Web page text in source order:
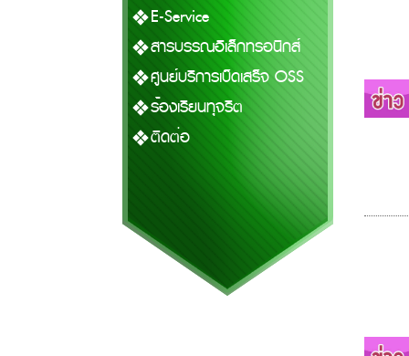
E-Service
สารบรรณอิเล็กทรอนิกส์
ศูนย์บริการเบ็ดเสร็จ OSS
ร้องเรียนทุจริต
ติดต่อ